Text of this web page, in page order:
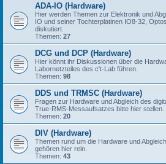
ADA-IO (Hardware)
Hier werden Themen zur Elektronik und
IO und seiner Tochterplatinen IO8-32,
diskutiert.
Themen: 27
DCG und DCP (Hardware)
Hier könnt ihr Diskussionen über die
Labornetzteiles des c't-Lab führen.
Themen: 98
DDS und TRMSC (Hardware)
Fragen zur Hardware und Abgleich des
True-RMS-Messaufsatzes bitte hier stellen.
Themen: 20
DIV (Hardware)
Themen rund um die Hardware und
gehören hier rein.
Themen: 43